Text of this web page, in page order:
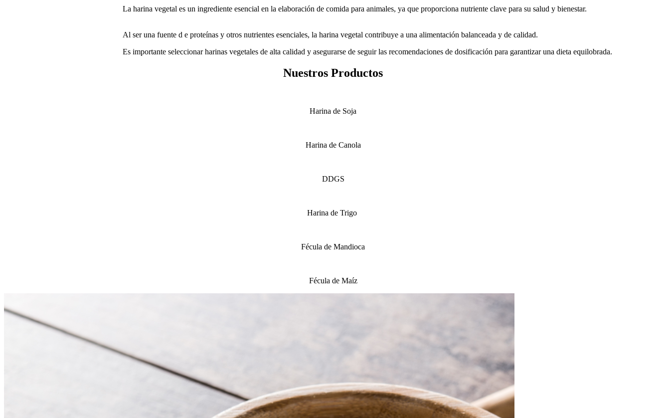
La harina vegetal es un ingrediente esencial en la elaboración de comida para animales, ya que proporciona nutriente clave para su salud y bienestar.
Al ser una fuente d e proteínas y otros nutrientes esenciales, la harina vegetal contribuye a una alimentación balanceada y de calidad.
Es importante seleccionar harinas vegetales de alta calidad y asegurarse de seguir las recomendaciones de dosificación para garantizar una dieta equilobrada.
Nuestros Productos
Harina de Soja
Harina de Canola
DDGS
Harina de Trigo
Fécula de Mandioca
Fécula de Maíz